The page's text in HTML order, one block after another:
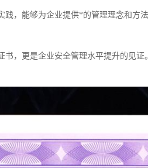
践，能够为企业提供*的管理理念和方
书，更是企业安全管理水平提升的见证